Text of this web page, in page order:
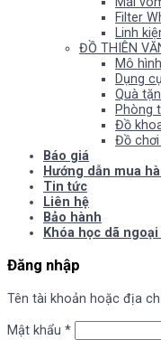
Filter
Linh
ĐỒ THIÊN
Mô
Dụng
Quà
Phòng
Đồ
Đồ
Báo giá
Hướng dẫn mua
Tin tức
Liên hệ
Bảo hành
Khóa học dã
Đăng nhập
Tên tài khoản hoặc địa
Mật khẩu *